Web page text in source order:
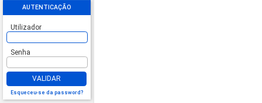
AUTENTICAÇÃO
Utilizador
Senha
VALIDAR
Esqueceu-se da password?